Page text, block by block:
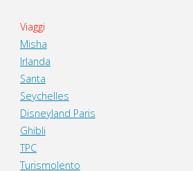
Viaggi
Misha
Irlanda
Santa
Seychelles
Disneyland Paris
Ghibli
TPC
Turismolento